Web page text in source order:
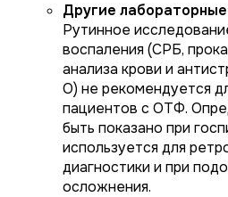
Другие
Рутинное
воспаления (СРБ,
анализа крови и
О) не рекомендуется
пациентов с ОТФ.
быть показано при
используется для
диагностики и при
осложнения.